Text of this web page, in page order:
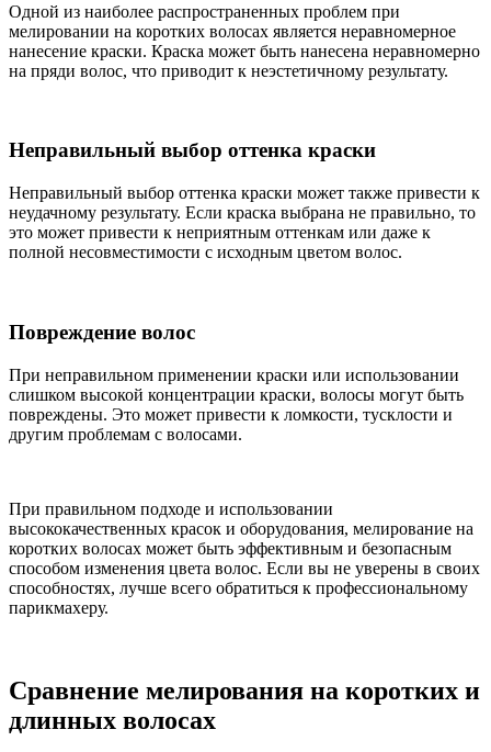
Одной из наиболее распространенных проблем при
мелировании на коротких волосах является неравномерное
нанесение краски. Краска может быть нанесена неравномерно
на пряди волос, что приводит к неэстетичному результату.
Неправильный выбор оттенка краски
Неправильный выбор оттенка краски может также привести к
неудачному результату. Если краска выбрана не правильно, то
это может привести к неприятным оттенкам или даже к
полной несовместимости с исходным цветом волос.
Повреждение волос
При неправильном применении краски или использовании
слишком высокой концентрации краски, волосы могут быть
повреждены. Это может привести к ломкости, тусклости и
другим проблемам с волосами.
При правильном подходе и использовании
высококачественных красок и оборудования, мелирование на
коротких волосах может быть эффективным и безопасным
способом изменения цвета волос. Если вы не уверены в своих
способностях, лучше всего обратиться к профессиональному
парикмахеру.
Сравнение мелирования на коротких и
длинных волосах